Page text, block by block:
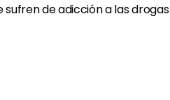
sufren de adicción a las drogas